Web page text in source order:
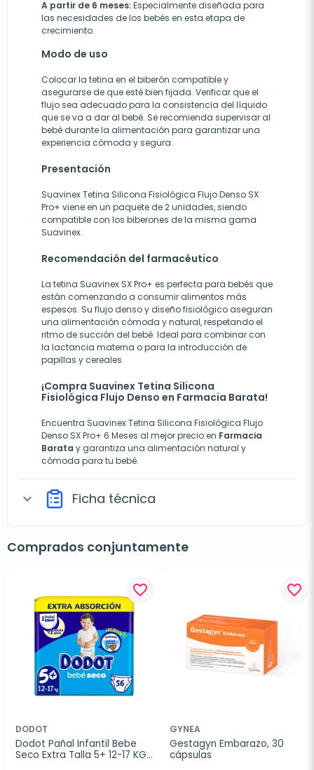
A partir de 6 meses:Especialmente diseñada para
las necesidades de los bebés en esta etapa de
crecimiento.
Modo de uso
Colocar la tetina en el biberón compatible y
asegurarse de que esté bien fijada. Verificar que el
flujo sea adecuado para la consistencia del líquido
que se va a dar al bebé. Se recomienda supervisar al
bebé durante la alimentación para garantizar una
experiencia cómoda y segura.
Presentación
Suavinex Tetina Silicona Fisiológica Flujo Denso SX
Pro+ viene en un paquete de 2 unidades, siendo
compatible con los biberones de la misma gama
Suavinex.
Recomendación del farmacéutico
La tetina Suavinex SX Pro+ es perfecta para bebés que
están comenzando a consumir alimentos más
espesos. Su flujo denso y diseño fisiológico aseguran
una alimentación cómoda y natural, respetando el
ritmo de succión del bebé. Ideal para combinar con
la lactancia materna o para la introducción de
papillas y cereales.
¡Compra Suavinex Tetina Silicona
Fisiológica Flujo Denso en Farmacia Barata!
Encuentra Suavinex Tetina Silicona Fisiológica Flujo
Denso SX Pro+ 6 Meses al mejor precio en Farmacia
Barata y garantiza una alimentación natural y
cómoda para tu bebé.
expand_more Ficha técnica
Comprados conjuntamente
favorite_border
DODOT
Dodot Pañal Infantil Bebe
Seco Extra Talla 5+ 12-17 KG,
favorite_border
GYNEA
Gestagyn Embarazo, 30
cápsulas